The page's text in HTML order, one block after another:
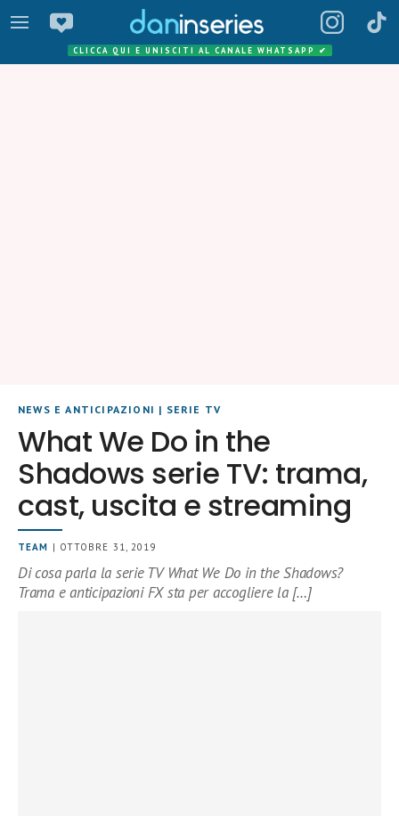
CLICCA QUI E UNISCITI AL CANALE WHATSAPP ✔
NEWS E ANTICIPAZIONI | SERIE TV
What We Do in the
Shadows serie TV: trama,
cast, uscita e streaming
TEAM | OTTOBRE 31, 2019
Di cosa parla la serie TV What We Do in the Shadows?
Trama e anticipazioni FX sta per accogliere la […]